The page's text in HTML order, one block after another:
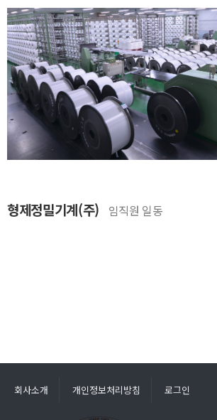
형제정밀기계(주) 임직원 일동
회사소개 개인정보처리방침 로그인